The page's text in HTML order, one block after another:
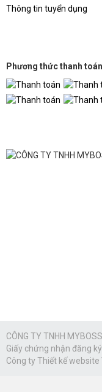
Thông tin tuyển dụng
Phương thức thanh toán
CÔNG TY TNHH MYBOSS.
Giấy chứng nhận đăng
Công tyThiết kế website